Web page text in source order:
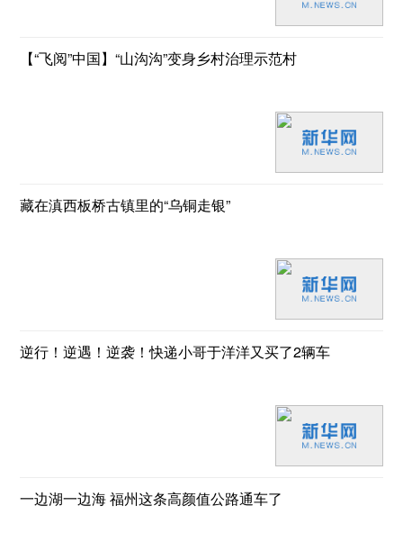
【“飞阅”中国】“山沟沟”变身乡村治理示范村
藏在滇西板桥古镇里的“乌铜走银”
逆行！逆遇！逆袭！快递小哥于洋洋又买了2辆车
一边湖一边海 福州这条高颜值公路通车了